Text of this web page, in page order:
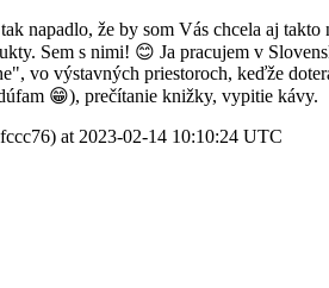
napadlo, že by som Vás chcela aj
Sem s nimi! 😊 Ja pracujem v
vo výstavných priestoroch, keďže
😁), prečítanie knižky, vypitie kávy.
at 2023-02-14 10:10:24 UTC